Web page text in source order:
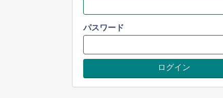
パスワード